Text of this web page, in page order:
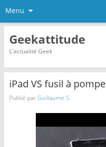
Menu
Geekattitude
L'actualité Geek
iPad VS fusil à pompe
Publié parGuillaume S.